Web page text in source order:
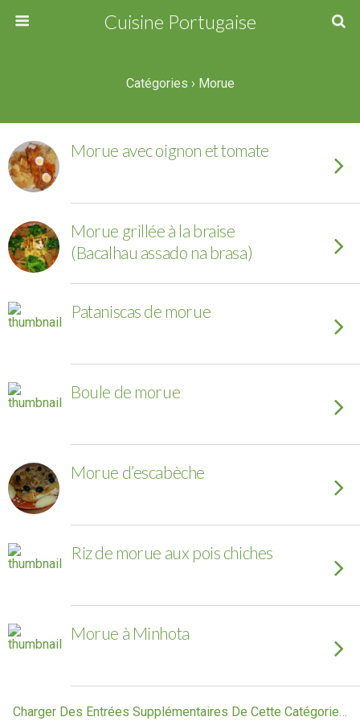
Cuisine Portugaise
Catégories › Morue
Morue avec oignon et tomate
Morue grillée à la braise
(Bacalhau assado na brasa)
Pataniscas de morue
Boule de morue
Morue d’escabèche
Riz de morue aux pois chiches
Morue à Minhota
Charger Des Entrées Supplémentaires De Cette Catégorie…